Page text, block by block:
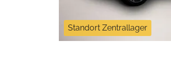
Standort Zentrallager